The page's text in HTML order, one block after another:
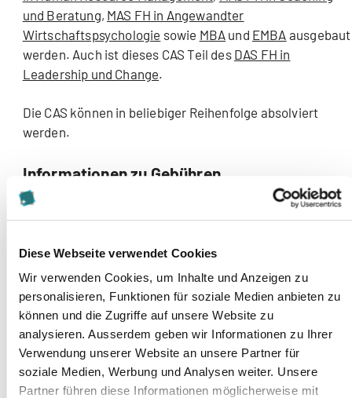
Diese Webseite verwendet Cookies
Wir verwenden Cookies, um Inhalte und Anzeigen zu
personalisieren, Funktionen für soziale Medien anbieten zu
können und die Zugriffe auf unsere Website zu
analysieren. Ausserdem geben wir Informationen zu Ihrer
Verwendung unserer Website an unsere Partner für
soziale Medien, Werbung und Analysen weiter. Unsere
Partner führen diese Informationen möglicherweise mit
und Beratung, MAS FH in Angewandter
Wirtschaftspsychologie sowie MBA und EMBA ausgebaut
werden. Auch ist dieses CAS Teil des DAS FH in
Leadership und Change.
Die CAS können in beliebiger Reihenfolge absolviert
werden.
Informationen zu Gebühren
CHF 9'800 Einzelpreis
CHF 8'250 Set-Preis im MAS und E/MBA
Der Preis versteht sich inkl. Vorlesungsunterlagen und
regulären Prüfungen.
Nicht inbegriffen sind empfohlene Literatur,
Reisespesen, Unterkunft, Verpflegung, externe
Seminarhotels sowie Gebühren für individuelle